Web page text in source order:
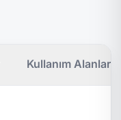
Kullanım Alanları